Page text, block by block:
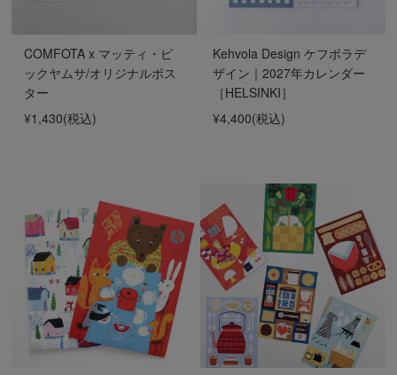
COMFOTA x マッティ・ピ
ックヤムサ/オリジナルポス
ター
¥1,430(税込)
Kehvola Design ケフボラデ
ザイン｜2027年カレンダー
［HELSINKI］
¥4,400(税込)